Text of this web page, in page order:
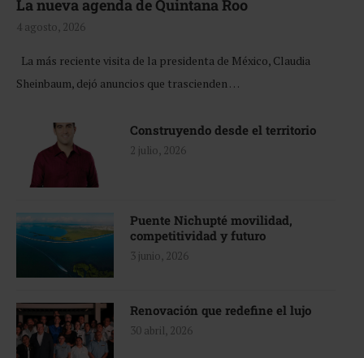
La nueva agenda de Quintana Roo
4 agosto, 2026
La más reciente visita de la presidenta de México, Claudia
Sheinbaum, dejó anuncios que trascienden …
Construyendo desde el territorio
2 julio, 2026
Puente Nichupté movilidad,
competitividad y futuro
3 junio, 2026
Renovación que redefine el lujo
30 abril, 2026